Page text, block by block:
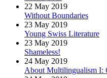
22 May 2019
Without Boundaries
23 May 2019
Young Swiss Literature
23 May 2019
Shameless!
24 May 2019
About Multilingualism I: